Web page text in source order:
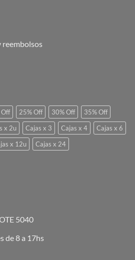
reembolsos
Off 25% Off 30% Off
35% Off
x 2u Cajas x 3 Cajas x 4
Cajas x 6
x 12u
Cajas x 24
5040
de 8 a 17hs